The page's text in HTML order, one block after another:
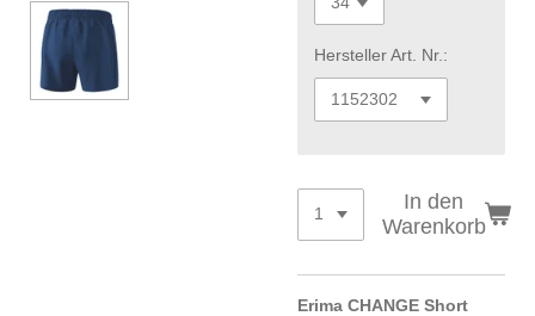
Hersteller Art. Nr.:
In den
Warenkorb
Erima CHANGE Short